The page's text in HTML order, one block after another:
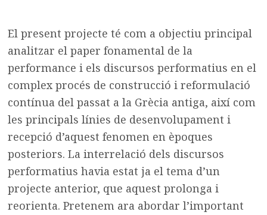
El present projecte té com a objectiu principal
analitzar el paper fonamental de la
performance i els discursos performatius en el
complex procés de construcció i reformulació
contínua del passat a la Grècia antiga, així com
les principals línies de desenvolupament i
recepció d’aquest fenomen en èpoques
posteriors. La interrelació dels discursos
performatius havia estat ja el tema d’un
projecte anterior, que aquest prolonga i
reorienta. Pretenem ara abordar l’important